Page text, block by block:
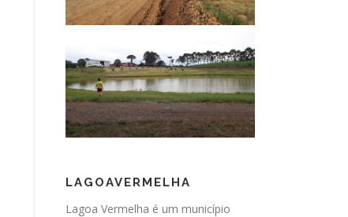
LAGOAVERMELHA
Lagoa Vermelha é um município